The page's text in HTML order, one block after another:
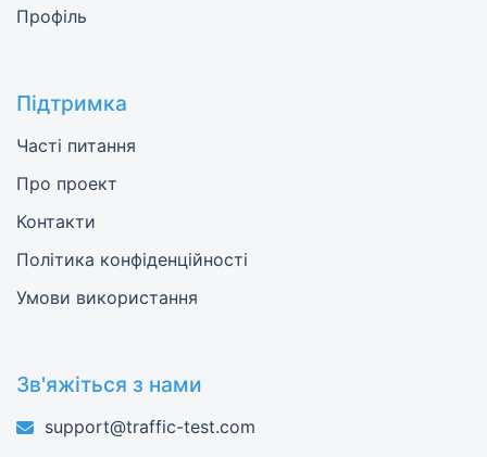
Профіль
Підтримка
Часті питання
Про проект
Контакти
Політика конфіденційності
Умови використання
Зв'яжіться з нами
support@traffic-test.com